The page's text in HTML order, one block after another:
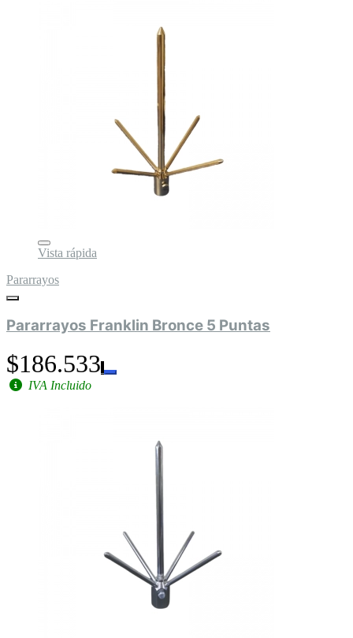
Vista rápida
Pararrayos
Pararrayos Franklin Bronce 5 Puntas
$186.533
IVA Incluido